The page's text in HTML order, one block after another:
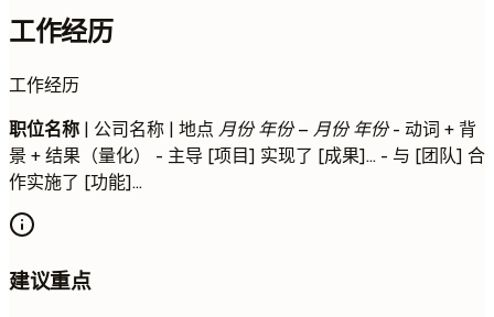
工作经历
工作经历
职位名称 | 公司名称 | 地点 月份 年份 – 月份 年份- 动词 + 背
景 + 结果（量化） - 主导 [项目] 实现了 [成果]... - 与 [团队] 合
作实施了 [功能]...
建议重点